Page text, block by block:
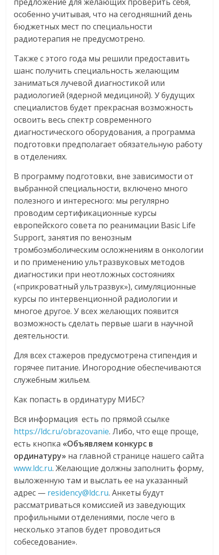
особенно учитывая, что на сегодняшний день
бюджетных мест по специальности
радиотерапия не предусмотрено.
Также с этого года мы решили предоставить
шанс получить специальность желающим
заниматься лучевой диагностикой или
радиологией (ядерной медициной). У будущих
специалистов будет прекрасная возможность
освоить весь спектр современного
диагностического оборудования, а программа
подготовки предполагает обязательную работу
в отделениях.
В программу подготовки, вне зависимости от
выбранной специальности, включено много
полезного и интересного: мы регулярно
проводим сертификационные курсы
европейского совета по реанимации Basic Life
Support, занятия по венозным
тромбоэмболическим осложнениям в онкологии
и по применению ультразвуковых методов
диагностики при неотложных состояниях
(«прикроватный ультразвук»), симуляционные
курсы по интервенционной радиологии и
многое другое. У всех желающих появится
возможность сделать первые шаги в научной
деятельности.
Для всех стажеров предусмотрена стипендия и
горячее питание. Иногородние обеспечиваются
служебным жильем.
Как попасть в ординатуру МИБС?
Вся информация есть по прямой ссылке
https://ldc.ru/obrazovanie. Либо, что еще проще,
есть кнопка «Объявляем конкурс в
ординатуру» на главной странице нашего сайта
www.ldc.ru. Желающие должны заполнить форму,
выложенную там и выслать ее на указанный
адрес — residency@ldc.ru. Анкеты будут
рассматриваться комиссией из заведующих
профильными отделениями, после чего в
несколько этапов будет проводиться
собеседование».